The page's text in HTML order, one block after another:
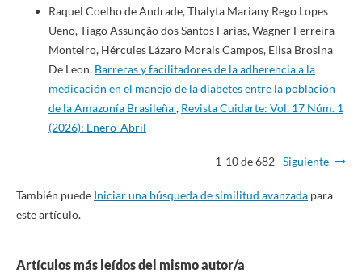
Raquel Coelho de Andrade, Thalyta Mariany Rego Lopes
Ueno, Tiago Assunção dos Santos Farias, Wagner Ferreira
Monteiro, Hércules Lázaro Morais Campos, Elisa Brosina
De Leon, Barreras y facilitadores de la adherencia a la
medicación en el manejo de la diabetes entre la población
de la Amazonía Brasileña, Revista Cuidarte: Vol. 17 Núm. 1
(2026): Enero-Abril
1-10 de 682 Siguiente
También puede Iniciar una búsqueda de similitud avanzadapara
este artículo.
Artículos más leídos del mismo autor/a